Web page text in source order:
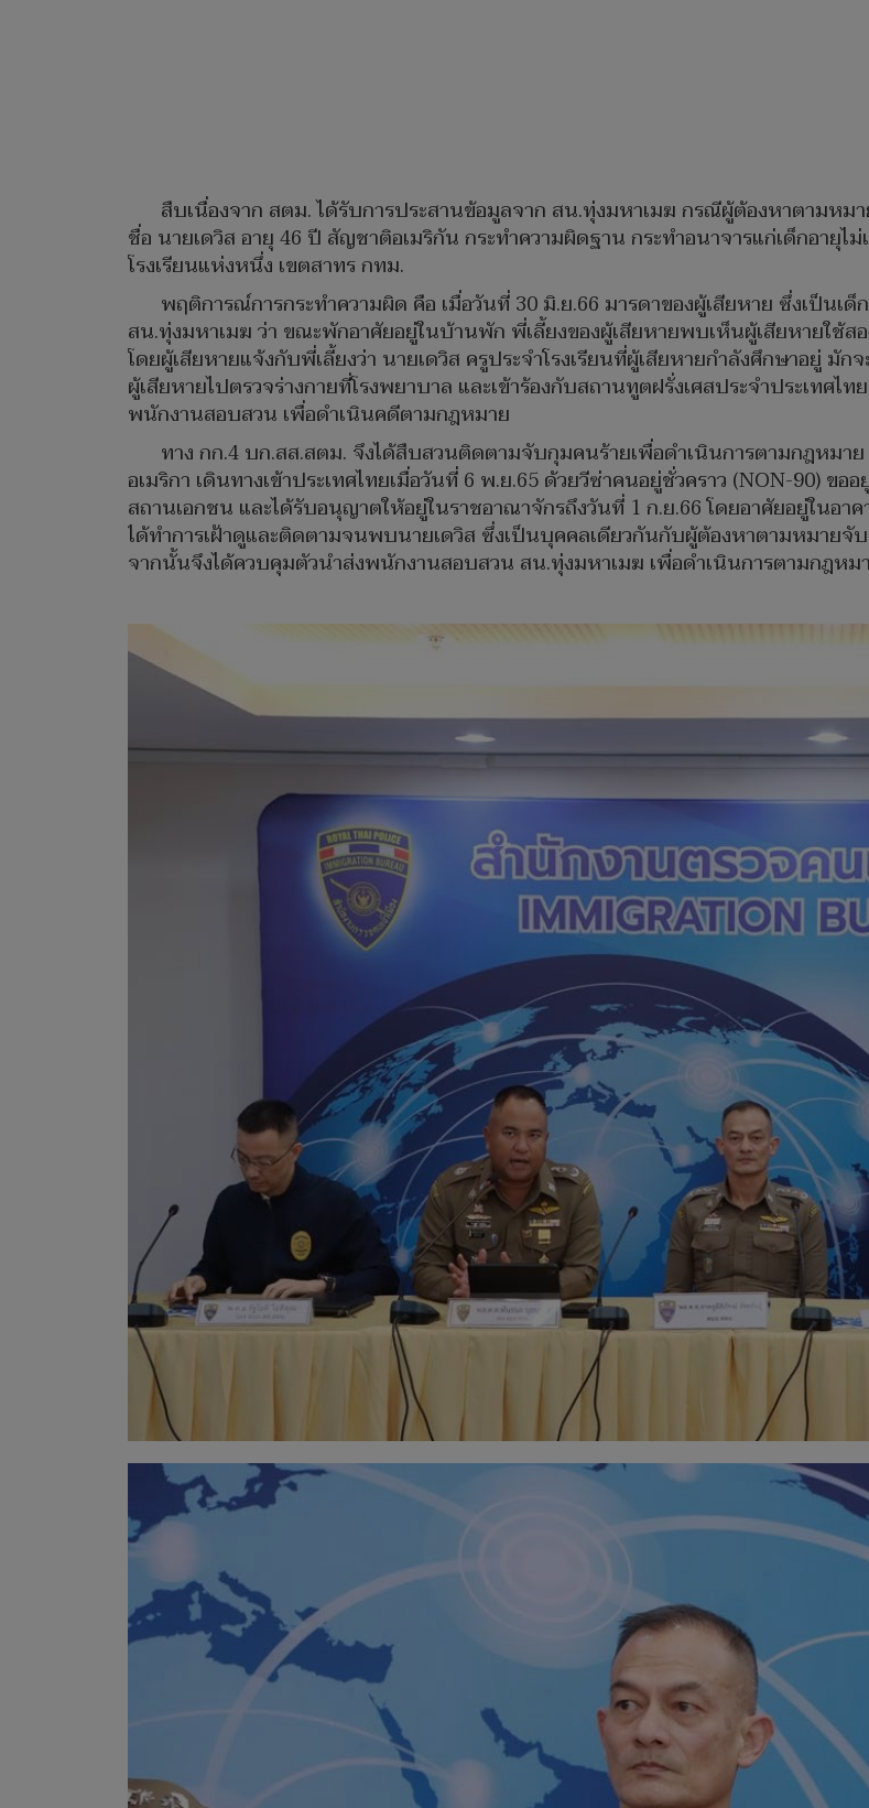
สืบเนื่องจาก สตม. ได้รับการประสานข้อมูลจาก สน.ทุ่งมหาเมฆ กรณีผู้ต้องหาตามหม
ชื่อ นายเดวิส อายุ 46 ปี สัญชาติอเมริกัน กระทำความผิดฐาน กระทำอนาจารแก่เด็กอายุ
โรงเรียนแห่งหนึ่ง เขตสาทร กทม.
พฤติการณ์การกระทำความผิด คือ เมื่อวันที่ 30 มิ.ย.66 มารดาของผู้เสียหาย ซึ่งเป็น
สน.ทุ่งมหาเมฆ ว่า ขณะพักอาศัยอยู่ในบ้านพัก พี่เลี้ยงของผู้เสียหายพบเห็นผู้เสียหายใช้สอ
โดยผู้เสียหายแจ้งกับพี่เลี้ยงว่า นายเดวิส ครูประจำโรงเรียนที่ผู้เสียหายกำลังศึกษาอยู่ มั
ผู้เสียหายไปตรวจร่างกายที่โรงพยาบาล และเข้าร้องกับสถานทูตฝรั่งเศสประจำประเทศ
พนักงานสอบสวน เพื่อดำเนินคดีตามกฎหมาย
ทาง กก.4 บก.สส.สตม. จึงได้สืบสวนติดตามจับกุมคนร้ายเพื่อดำเนินการตามกฎหมา
อเมริกา เดินทางเข้าประเทศไทยเมื่อวันที่ 6 พ.ย.65 ด้วยวีซ่าคนอยู่ชั่วคราว (NON-90)
สถานเอกชน และได้รับอนุญาตให้อยู่ในราชอาณาจักรถึงวันที่ 1 ก.ย.66 โดยอาศัยอยู่ใน
ได้ทำการเฝ้าดูและติดตามจนพบนายเดวิส ซึ่งเป็นบุคคลเดียวกันกับผู้ต้องหาตามหมายจั
จากนั้นจึงได้ควบคุมตัวนำส่งพนักงานสอบสวน สน.ทุ่งมหาเมฆ เพื่อดำเนินการตามกฎหมา